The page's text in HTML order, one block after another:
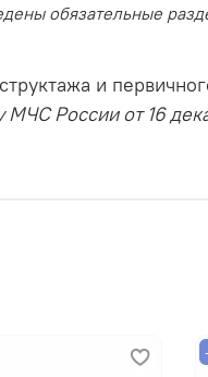
обязательные
и
России от 16